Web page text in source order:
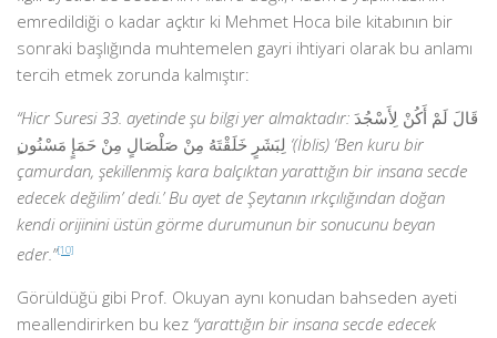
emredildiği o kadar açktır ki Mehmet Hoca bile kitabının bir
sonraki başlığında muhtemelen gayri ihtiyari olarak bu anlamı
tercih etmek zorunda kalmıştır:
“Hicr Suresi 33. ayetinde şu bilgi yer almaktadır: قَالَ لَمْ أَكُنْ لِأَسْجُدَ
لِبَشَرٍ خَلَقْتَهُ مِنْ صَلْصَالٍ مِنْ حَمَإٍ مَسْنُون
çamurdan, şekillenmiş kara balçıktan yarattığın bir insana secde
edecek değilim’ dedi.’ Bu ayet de Şeytanın ırkçılığından doğan
kendi orijinini üstün görme durumunun bir sonucunu beyan
eder.”[10]
Görüldüğü gibi Prof. Okuyan aynı konudan bahseden ayeti
meallendirirken bu kez “yarattığın bir insana secde edecek